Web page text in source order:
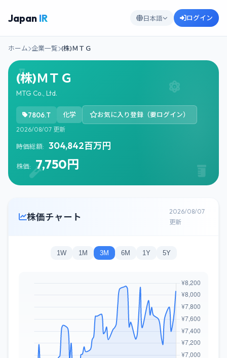
Japan IR 日本語 ログイン
ホーム 企業一覧 (株)ＭＴＧ
(株)ＭＴＧ
MTG Co., Ltd.
7806.T 化学 お気に入り登録（要ログイン）
2026/08/07 更新
時価総額: 304,842百万円
株価: 7,750円
株価チャート
2026/08/07
更新
1W 1M 3M 6M 1Y 5Y